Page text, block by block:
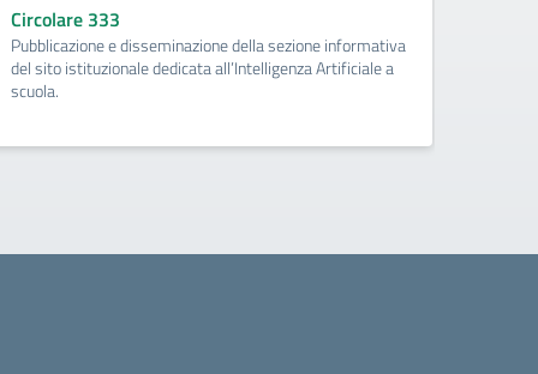
Circolare 333
Pubblicazione e disseminazione della sezione informativa
del sito istituzionale dedicata all’Intelligenza Artificiale a
scuola.